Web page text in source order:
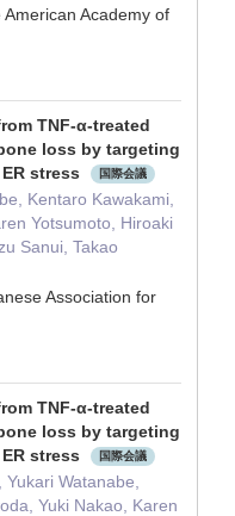
Academy of
TNF-α-treated
loss by targeting
stress
国際会議
Kentaro Kawakami,
Yotsumoto, Hiroaki
Sanui, Takao
Association for
TNF-α-treated
loss by targeting
stress
国際会議
Watanabe,
Yuki Nakao, Karen